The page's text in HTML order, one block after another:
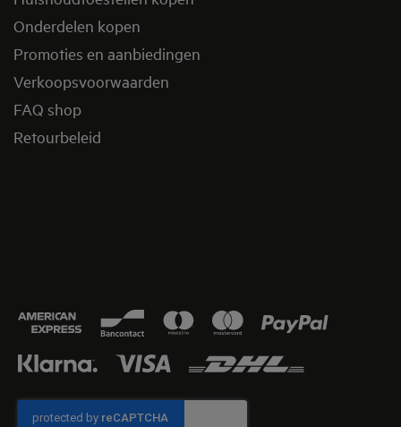
Onderdelen kopen
Promoties en aanbiedingen
Verkoopsvoorwaarden
FAQ shop
Retourbeleid​